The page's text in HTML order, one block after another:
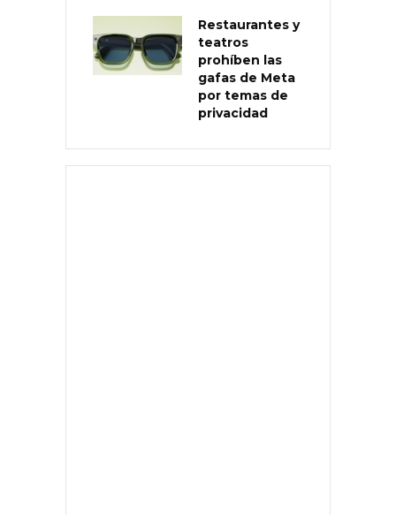
Restaurantes y
teatros
prohíben las
gafas de Meta
por temas de
privacidad